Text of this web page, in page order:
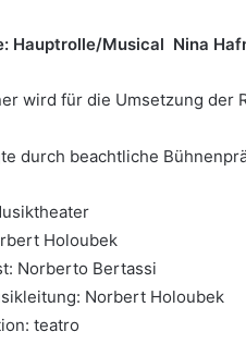
Hauptrolle/Musical Nina
wird für die Umsetzung der
durch beachtliche
Holoubek
Norberto Bertassi
Norbert Holoubek
teatro